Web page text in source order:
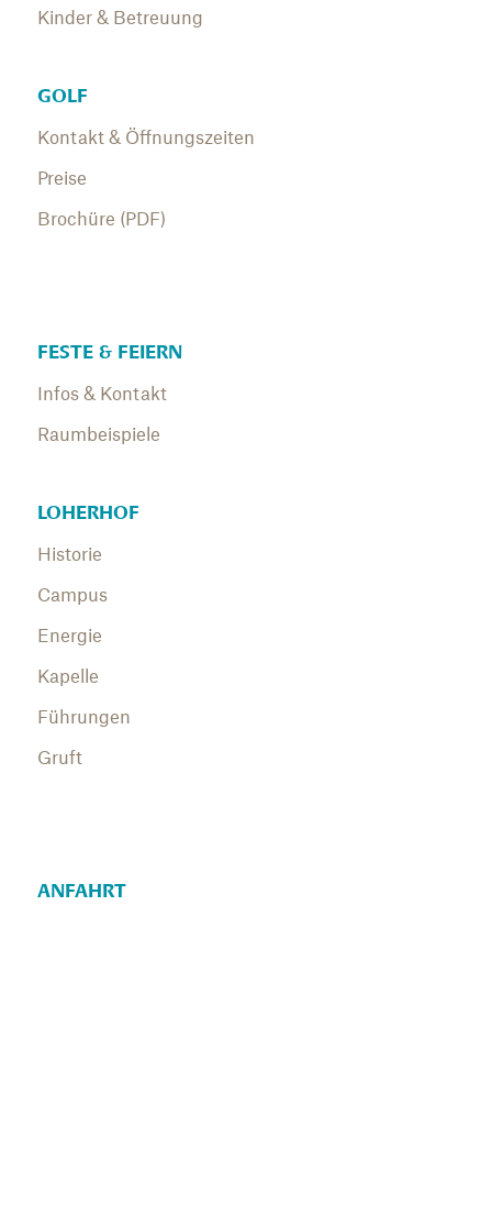
Kinder & Betreuung
GOLF
Kontakt & Öffnungszeiten
Preise
Brochüre (PDF)
FESTE & FEIERN
Infos & Kontakt
Raumbeispiele
LOHERHOF
Historie
Campus
Energie
Kapelle
Führungen
Gruft
ANFAHRT